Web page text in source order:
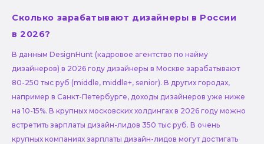
Сколько зарабатывают дизайнеры в России
в 2026?
В данным DesignHunt (кадровое агентство по найму
дизайнеров) в 2026 году дизайнеры в Москве зарабатывают
80-250 тыс руб (middle, middle+, senior). В других городах,
например в Санкт-Петербурге, доходы дизайнеров уже ниже
на 10-15%. В крупных московских холдингах в 2026 году можно
встретить зарплаты дизайн-лидов 350 тыс руб. В очень
крупных компаниях зарплаты дизайн-лидов могут достигать